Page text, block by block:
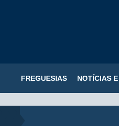
FREGUESIAS NOTÍCIAS